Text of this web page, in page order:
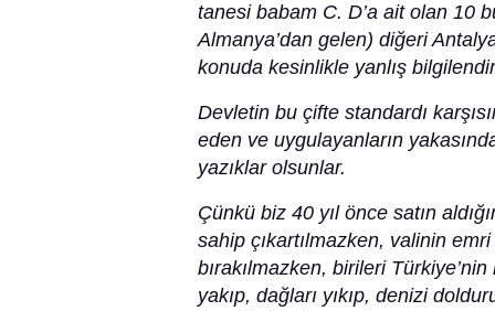
tanesi babam C. D’a ait olan 10
Almanya’dan gelen) diğeri
konuda kesinlikle yanlış
Devletin bu çifte standardı
eden ve uygulayanların
yazıklar olsunlar.
Çünkü biz 40 yıl önce satın
sahip çıkartılmazken, valinin
bırakılmazken, birileri
yakıp, dağları yıkıp, denizi